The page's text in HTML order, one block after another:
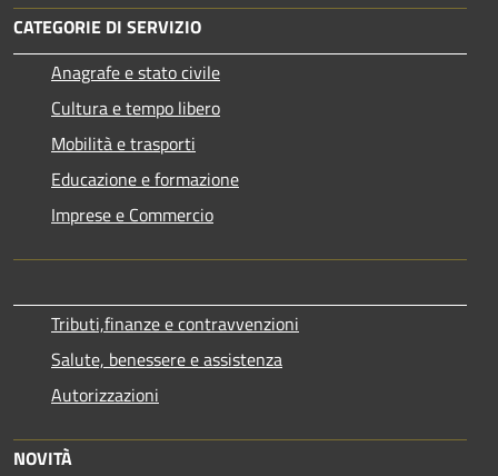
CATEGORIE DI SERVIZIO
Anagrafe e stato civile
Cultura e tempo libero
Mobilità e trasporti
Educazione e formazione
Imprese e Commercio
Tributi,finanze e contravvenzioni
Salute, benessere e assistenza
Autorizzazioni
NOVITÀ